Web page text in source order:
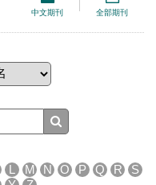
中文期刊 全部期刊
L M N O P Q R
S